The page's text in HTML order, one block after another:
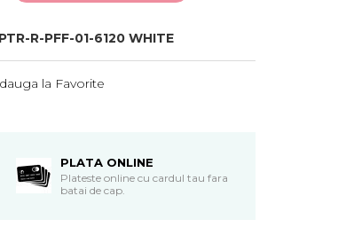
PTR-R-PFF-01-6120 WHITE
la Favorite
PLATA ONLINE
Plateste online cu cardul tau fara
batai de cap.